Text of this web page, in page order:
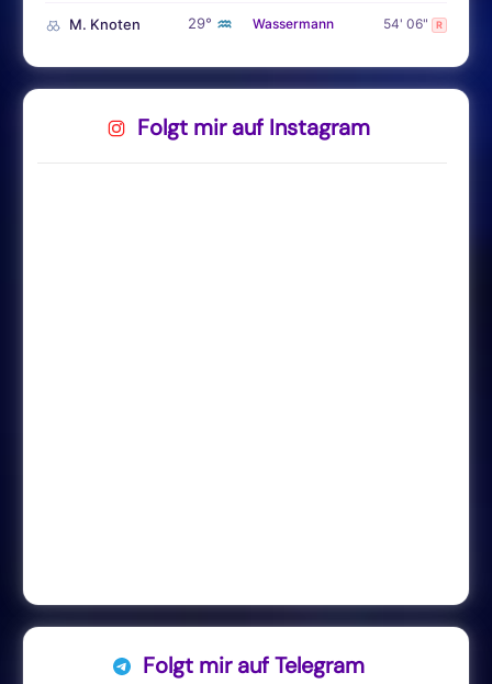
M. Knoten 29° ♒ Wassermann 54' 06" R
Folgt mir auf Instagram
Folgt mir auf Telegram